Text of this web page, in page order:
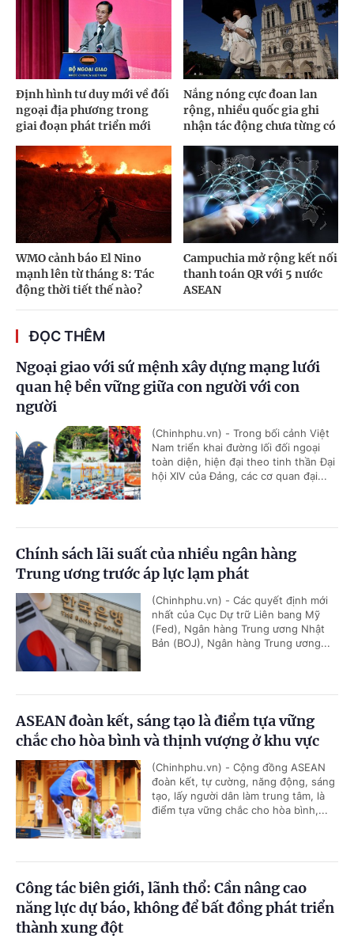
Định hình tư duy mới về đối
ngoại địa phương trong
giai đoạn phát triển mới
Nắng nóng cực đoan lan
rộng, nhiều quốc gia ghi
nhận tác động chưa từng có
WMO cảnh báo El Nino
mạnh lên từ tháng 8: Tác
động thời tiết thế nào?
Campuchia mở rộng kết nối
thanh toán QR với 5 nước
ASEAN
ĐỌC THÊM
Ngoại giao với sứ mệnh xây dựng mạng lưới
quan hệ bền vững giữa con người với con
người
(Chinhphu.vn) - Trong bối cảnh Việt
Nam triển khai đường lối đối ngoại
toàn diện, hiện đại theo tinh thần Đại
hội XIV của Đảng, các cơ quan đại...
Chính sách lãi suất của nhiều ngân hàng
Trung ương trước áp lực lạm phát
(Chinhphu.vn) - Các quyết định mới
nhất của Cục Dự trữ Liên bang Mỹ
(Fed), Ngân hàng Trung ương Nhật
Bản (BOJ), Ngân hàng Trung ương...
ASEAN đoàn kết, sáng tạo là điểm tựa vững
chắc cho hòa bình và thịnh vượng ở khu vực
(Chinhphu.vn) - Cộng đồng ASEAN
đoàn kết, tự cường, năng động, sáng
tạo, lấy người dân làm trung tâm, là
điểm tựa vững chắc cho hòa bình,...
Công tác biên giới, lãnh thổ: Cần nâng cao
năng lực dự báo, không để bất đồng phát triển
thành xung đột